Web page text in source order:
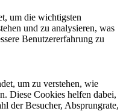
um die wichtigsten
und zu analysieren, was
Benutzererfahrung zu
um zu verstehen, wie
Diese Cookies helfen dabei,
der Besucher, Absprungrate,